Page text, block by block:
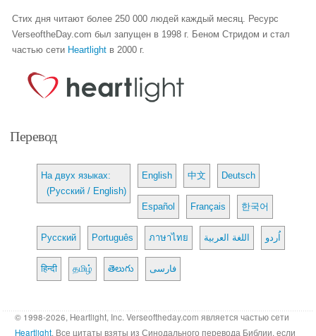
Стих дня читают более 250 000 людей каждый месяц. Ресурс
VerseoftheDay.com был запущен в 1998 г. Беном Стридом и стал
частью сети Heartlight в 2000 г.
Перевод
На двух языках:
(Русский / English)
English 中文 Deutsch
Español Français 한국어
Русский Português ภาษาไทย اللغة العربية اُردو
हिन्दी தமிழ் తెలుగు فارسی
© 1998-2026, Heartlight, Inc. Verseoftheday.com является частью сети
Heartlight. Все цитаты взяты из Синодального перевода Библии, если